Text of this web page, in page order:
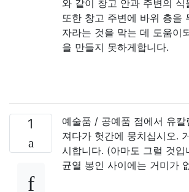
와 같이 창고 안과 주변의 식
또한 창고 주변에 바위 층을
자라는 것을 막는 데 도움이
을 만들지 못하게합니다.
1
예술품 / 공예품 점에서 유
져다가 헛간에 뭉치십시오.
시합니다. (아마도 그럴 것
균열 봉인 사이에는 거미가